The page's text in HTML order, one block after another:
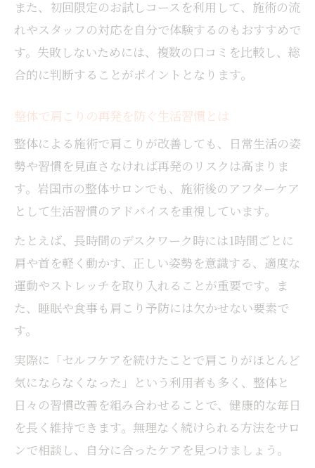
また、初回限定のお試しコースを利用して、施術の流
れやスタッフの対応を自分で体験するのもおすすめで
す。失敗しないためには、複数の口コミを比較し、総
合的に判断することがポイントとなります。
整体で肩こりの再発を防ぐ生活習慣とは
整体による施術で肩こりが改善しても、日常生活の姿
勢や習慣を見直さなければ再発のリスクは高まりま
す。岩国市の整体サロンでも、施術後のアフターケア
として生活習慣のアドバイスを重視しています。
たとえば、長時間のデスクワーク時には1時間ごとに
肩や首を軽く動かす、正しい姿勢を意識する、適度な
運動やストレッチを取り入れることが重要です。ま
た、睡眠や食事も肩こり予防には欠かせない要素で
す。
実際に「セルフケアを続けたことで肩こりがほとんど
気にならなくなった」という利用者も多く、整体と
日々の習慣改善を組み合わせることで、健康的な毎日
を長く維持できます。無理なく続けられる方法をサロ
ンで相談し、自分に合ったケアを見つけましょう。